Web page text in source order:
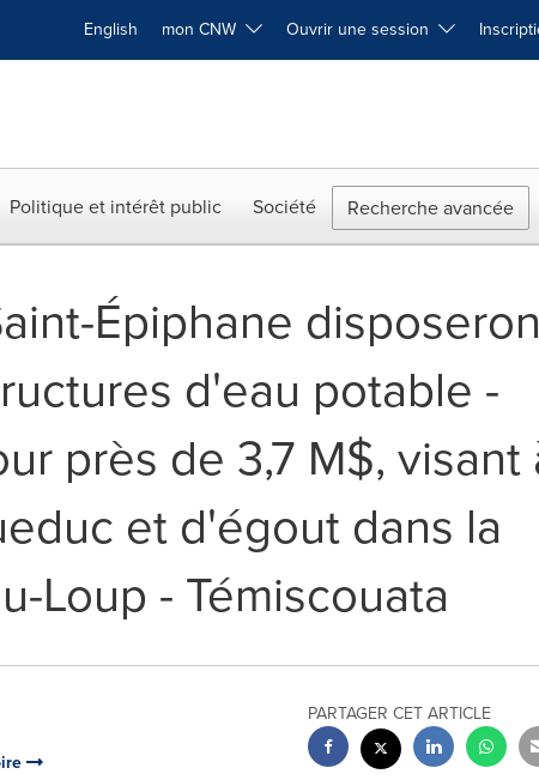
English mon CNW Ouvrir une session
Politique et intérêt public Société Recherche avancée
Épiphane
d'eau potable -
près de 3,7 M$, visant
et d'égout dans la
Loup - Témiscouata
PARTAGER CET ARTICLE